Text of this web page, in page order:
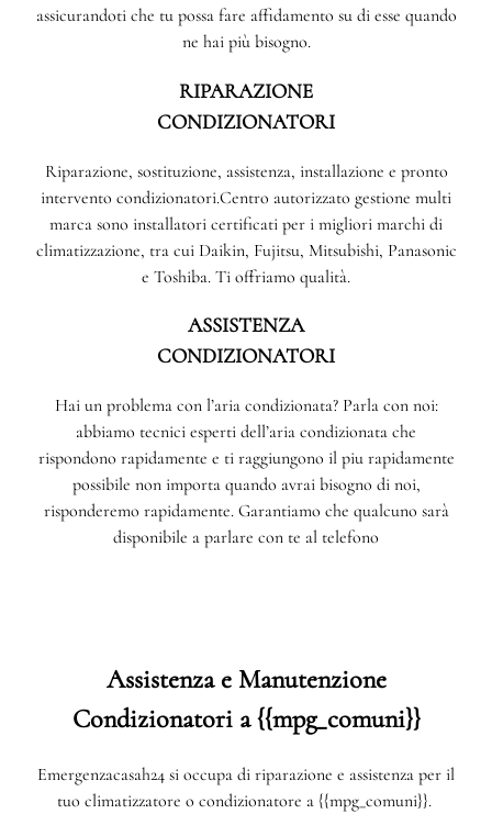
assicurandoti che tu possa fare affidamento su di esse quando
ne hai più bisogno.
RIPARAZIONE
CONDIZIONATORI
Riparazione, sostituzione, assistenza, installazione e pronto
intervento condizionatori.Centro autorizzato gestione multi
marca sono installatori certificati per i migliori marchi di
climatizzazione, tra cui Daikin, Fujitsu, Mitsubishi, Panasonic
e Toshiba. Ti offriamo qualità.
ASSISTENZA
CONDIZIONATORI
Hai un problema con l’aria condizionata? Parla con noi:
abbiamo tecnici esperti dell’aria condizionata che
rispondono rapidamente e ti raggiungono il piu rapidamente
possibile non importa quando avrai bisogno di noi,
risponderemo rapidamente. Garantiamo che qualcuno sarà
disponibile a parlare con te al telefono
Assistenza e Manutenzione
Condizionatori a {{mpg_comuni}}
Emergenzacasah24 si occupa di riparazione e assistenza per il
tuo climatizzatore o condizionatore a {{mpg_comuni}}.